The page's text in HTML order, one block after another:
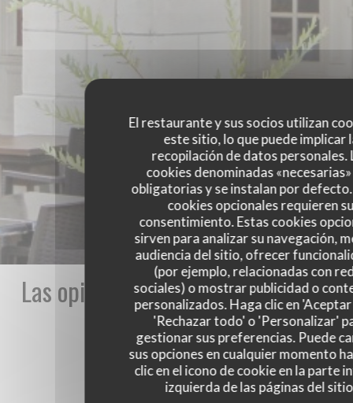
El restaurante y sus socios utilizan
este sitio, lo que puede implicar
recopilación de datos personales.
cookies denominadas
obligatorias y se instalan por
cookies opcionales requieren
consentimiento. Estas cookies
sirven para analizar su navegación,
audiencia del sitio, ofrecer
(por ejemplo, relacionadas con
sociales) o mostrar publicidad o
personalizados. Haga clic en
'Rechazar todo' o 'Personalizar'
gestionar sus preferencias. Puede
sus opciones en cualquier momento
clic en el icono de cookie en la parte
izquierda de las páginas del
Las opiniones de nuestros clientes